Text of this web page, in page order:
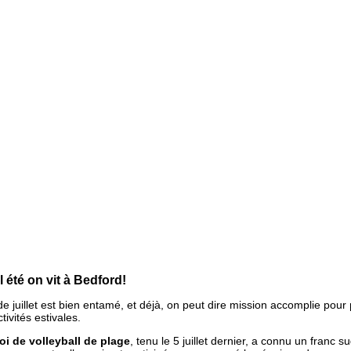
été on vit à Bedford!
juillet est bien entamé, et déjà, on peut dire mission accomplie pour
estivales.
de volleyball de plage , tenu le 5 juillet dernier, a connu un franc